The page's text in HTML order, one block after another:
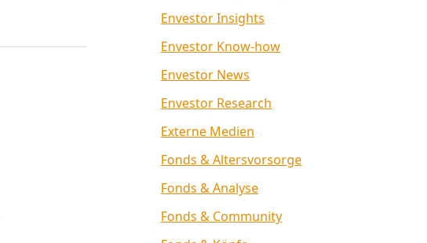
Envestor Insights
Envestor Know-how
Envestor News
Envestor Research
Externe Medien
Fonds & Altersvorsorge
Fonds & Analyse
Fonds & Community